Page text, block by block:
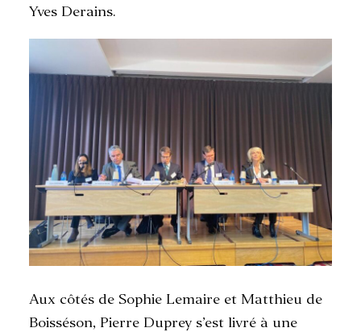
Yves Derains.
Aux côtés de Sophie Lemaire et Matthieu de
Boisséson, Pierre Duprey s’est livré à une